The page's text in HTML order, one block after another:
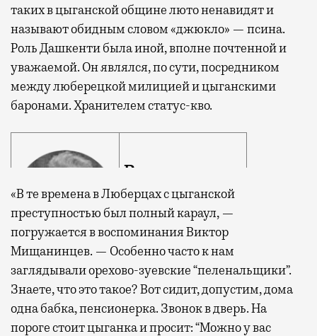
таких в цыганской общине люто ненавидят и
называют обидным словом «джюкло» — псина.
Роль Дашкенти была иной, вполне почтенной и
уважаемой. Он являлся, по сути, посредником
между люберецкой милицией и цыганскими
баронами. Хранителем статус-кво.
Виктор
Мищанинцев
подполковник
милиции в
отставке
«В те времена в Люберцах с цыганской
преступностью был полный караул, —
погружается в воспоминания Виктор
Мищанинцев. — Особенно часто к нам
заглядывали орехово-зуевские “пеленальщики”.
Знаете, что это такое? Вот сидит, допустим, дома
одна бабка, пенсионерка. Звонок в дверь. На
пороге стоит цыганка и просит: “Можно у вас